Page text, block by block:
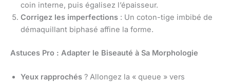
coin interne, puis égalisez l’épaisseur.
Corrigez les imperfections : Un coton-tige imbibé de
démaquillant biphasé affine la forme.
Astuces Pro : Adapter le Biseauté à Sa Morphologie
Yeux rapprochés ? Allongez la « queue » vers